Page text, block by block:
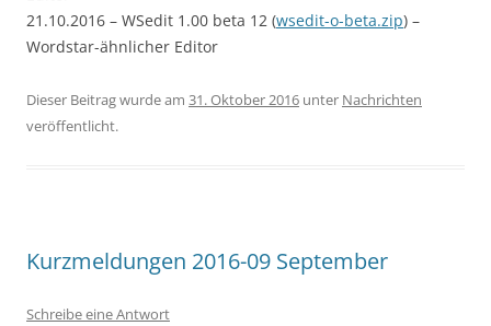
21.10.2016 – WSedit 1.00 beta 12 (wsedit-o-beta.zip) –
Wordstar-ähnlicher Editor
Dieser Beitrag wurde am 31. Oktober 2016 unter Nachrichten
veröffentlicht.
Kurzmeldungen 2016-09 September
Schreibe eine Antwort